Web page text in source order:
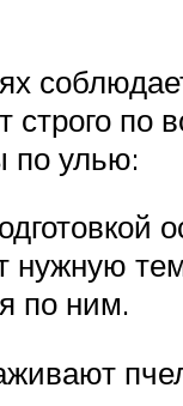
строго
по улью:
нужную
по ним.